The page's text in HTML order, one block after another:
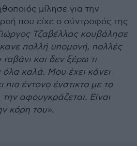
μίλησε για την
που είχε ο σύντροφός της
Τζαβέλλας κουβάλησε
πολλή υπομονή, πολλές
και δεν ξέρω τι
καλά. Μου έχει κάνει
πιο έντονο ένστικτο με το
την αφουγκράζεται. Είναι
κόρη του».